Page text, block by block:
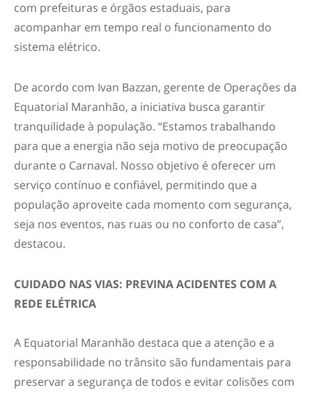
com prefeituras e órgãos estaduais, para
acompanhar em tempo real o funcionamento do
sistema elétrico.
De acordo com Ivan Bazzan, gerente de Operações da
Equatorial Maranhão, a iniciativa busca garantir
tranquilidade à população. “Estamos trabalhando
para que a energia não seja motivo de preocupação
durante o Carnaval. Nosso objetivo é oferecer um
serviço contínuo e confiável, permitindo que a
população aproveite cada momento com segurança,
seja nos eventos, nas ruas ou no conforto de casa”,
destacou.
CUIDADO NAS VIAS: PREVINA ACIDENTES COM A
REDE ELÉTRICA
A Equatorial Maranhão destaca que a atenção e a
responsabilidade no trânsito são fundamentais para
preservar a segurança de todos e evitar colisões com